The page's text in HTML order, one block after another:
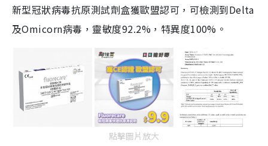
新型冠狀病毒抗原測試劑盒獲歐盟認可，可檢測到Delta
及Omicorn病毒，靈敏度92.2%，特異度100%。
點擊圖片放大